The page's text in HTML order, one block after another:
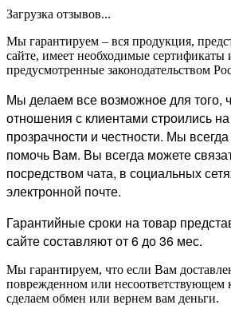
Загрузка отзывов...
Мы гарантируем – вся продукция,
сайте, имеет необходимые сертификаты
предусмотренные законодательством
Мы делаем все возможное для того,
отношения с клиентами строились
прозрачности и честности. Мы
помочь Вам. Вы всегда можете
посредством чата, в социальных
электронной почте.
Гарантийные сроки на товар
сайте составляют от 6 до 36 мес.
Мы гарантируем, что если Вам
поврежденном или несоответствующем
сделаем обмен или вернем вам деньги.